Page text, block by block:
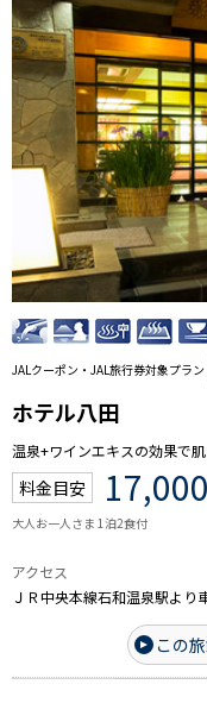
JALクーポン・JAL旅行券対象プラン
ホテル八田
温泉+ワインエキスの効果で
料金目安 17,000
大人お一人さま 1泊2食付
アクセス
ＪＲ中央本線石和温泉駅より
この